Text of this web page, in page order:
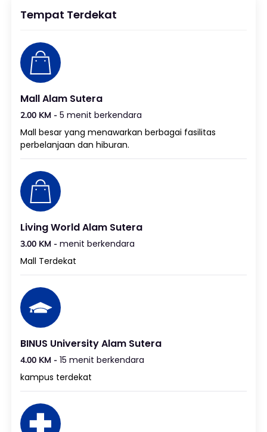
Tempat Terdekat
Mall Alam Sutera
2.00 KM - 5 menit berkendara
Mall besar yang menawarkan berbagai fasilitas
perbelanjaan dan hiburan.
Living World Alam Sutera
3.00 KM - menit berkendara
Mall Terdekat
BINUS University Alam Sutera
4.00 KM - 15 menit berkendara
kampus terdekat